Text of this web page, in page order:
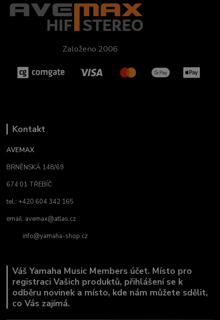
Založeno 2006
Kontakt
AVEMAX
BRNĚNSKÁ 148/69
674 01 TŘEBÍČ
tel.: +420 604 342 165
email: avemax@atlas.cz
info@yamaha-shop.cz
Váš Yamaha Music Members účet. Místo pro
registraci Vašich produktů, přihlášení se k
odběru novinek a místo, kde nám můžete sdělit,
co Vás zajímá.